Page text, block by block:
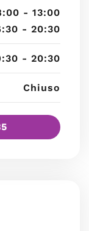
- 13:00
- 20:30
- 20:30
Chiuso